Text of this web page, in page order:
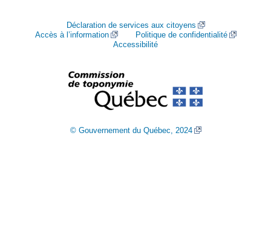
Déclaration de services aux citoyens
Accès à l’information
Politique de confidentialité
Accessibilité
© Gouvernement du Québec, 2024